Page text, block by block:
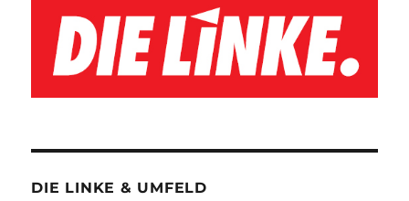
DIE LINKE & UMFELD